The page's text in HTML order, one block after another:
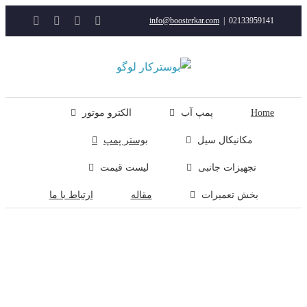
|
info@boosterkar.com
YouTube
Instagram
Rss ایمیل
الکترو موتور
مکانیکال سیل بوستر پمپ
تجهیزات جانبی لیست قیمت
بخش تعمیرات ارتباط با ما